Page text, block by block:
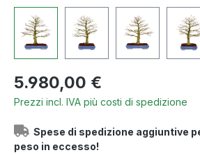
Prezzo normale:
5.980,00 €
Prezzi incl. IVA più costi di spedizione
Spese di spedizione aggiuntive
peso in eccesso!